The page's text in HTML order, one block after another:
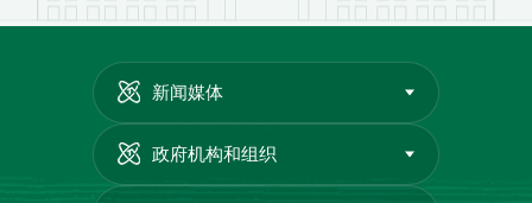
新闻媒体
政府机构和组织